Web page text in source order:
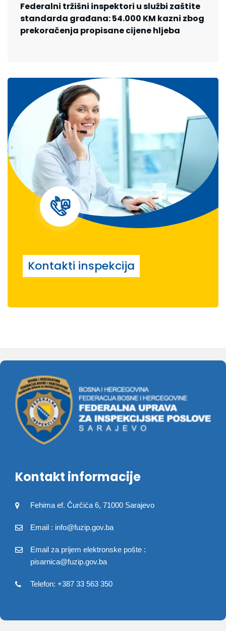
Federalni tržišni inspektori u službi zaštite
standarda građana: 54.000 KM kazni zbog
prekoračenja propisane cijene hljeba
Kontakti inspekcija
Kontakt informacije
Fehima ef. Čurčića 6, 71000 Sarajevo
Email : info@fuzip.gov.ba
Email za prijem elektronske pošte :
pisarnica@fuzip.gov.ba
Telefon: +387 33 563 350